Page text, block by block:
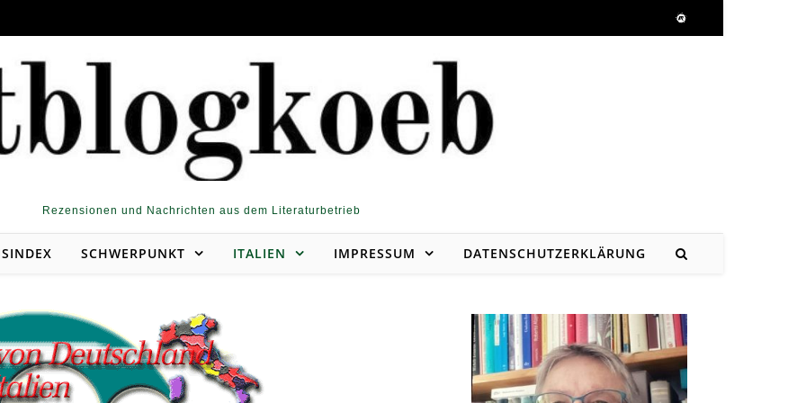
Rezensionen und Nachrichten aus dem Literaturbetrieb
SCHWERPUNKT ITALIEN IMPRESSUM DATENSCHUTZERKLÄRUNG